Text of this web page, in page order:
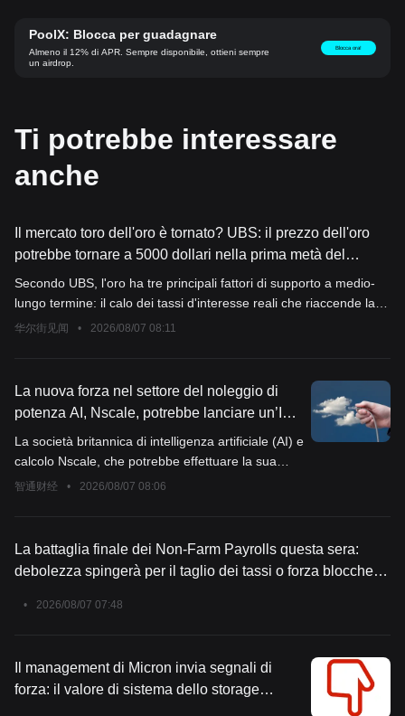
PoolX: Blocca per guadagnare
Almeno il 12% di APR. Sempre disponibile, ottieni sempre
un airdrop.
Blocca ora!
Ti potrebbe interessare
anche
Il mercato toro dell'oro è tornato? UBS: il prezzo dell'oro
potrebbe tornare a 5000 dollari nella prima metà del
prossimo anno
Secondo UBS, l'oro ha tre principali fattori di supporto a medio-
lungo termine: il calo dei tassi d'interesse reali che riaccende la
domanda d'investimento, l'indebolimento del dollaro che incentiva
eventuale ribasso del prezzo dell'oro verso i 4000 dollari come
un'opportunità strategica di accumulo. Anche il chief strategist di
BCA Research afferma che il prezzo dell'oro potrebbe avere
ulteriore spazio di crescita, non escludendo la possibilità di
raggiungere nuovi massimi storici.
华尔街见闻 • 2026/08/07 08:11
La nuova forza nel settore del noleggio di
potenza AI, Nscale, potrebbe lanciare un’IPO
negli Stati Uniti a settembre! I ricavi del
secondo trimestre superano i 100 milioni di
dollari, con contratti in mano per 51 miliardi
La società britannica di intelligenza artificiale (AI) e
calcolo Nscale, che potrebbe effettuare la sua
prima offerta pubblica iniziale (IPO) negli Stati
智通财经 • 2026/08/07 08:06
La battaglia finale dei Non-Farm Payrolls questa sera:
debolezza spingerà per il taglio dei tassi o forza bloccherà
• 2026/08/07 07:48
Il management di Micron invia segnali di
forza: il valore di sistema dello storage